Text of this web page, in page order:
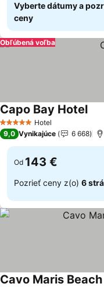
Vyberte dátumy a
ceny
Obľúbená voľba
5 Počet hviezdičiek
Hotel
Capo Bay Hotel
9,0 Vynikajúce 6 668
Od 143 €
Pozrieť ceny z(o) 6
Cavo Maris